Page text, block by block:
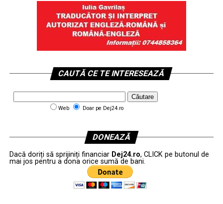
CAUTĂ CE TE INTERESEAZĂ
Web Doar pe Dej24.ro
DONEAZĂ
Dacă doriți să sprijiniți financiar Dej24.ro, CLICK pe butonul de
mai jos pentru a dona orice sumă de bani.